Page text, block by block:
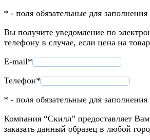
* - поля обязательные для заполнения
Вы получите уведомление по
телефону в случае, если цена на
E-mail*
Телефон*
* - поля обязательные для заполнения
Компания “Скилл” предоставляет
заказать данный образец в любой